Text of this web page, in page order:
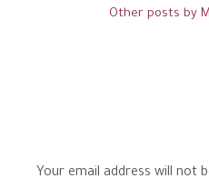
Other posts by
Your email address will not